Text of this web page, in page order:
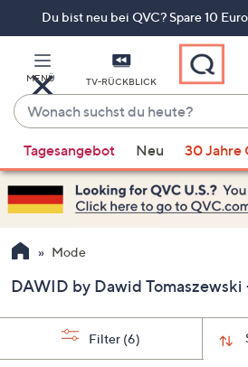
Du bist neu bei QVC? Spare 10
MENÜ TV-RÜCKBLICK
Wonach
suchst
du
heute?
Vorschläge
verfügbar
sind,
verwenden
Sie
Pfeiltasten
nach
und
Tagesangebot Neu 30 Jahre
Mode
DAWID by Dawid Tomaszewski
Filter (6)